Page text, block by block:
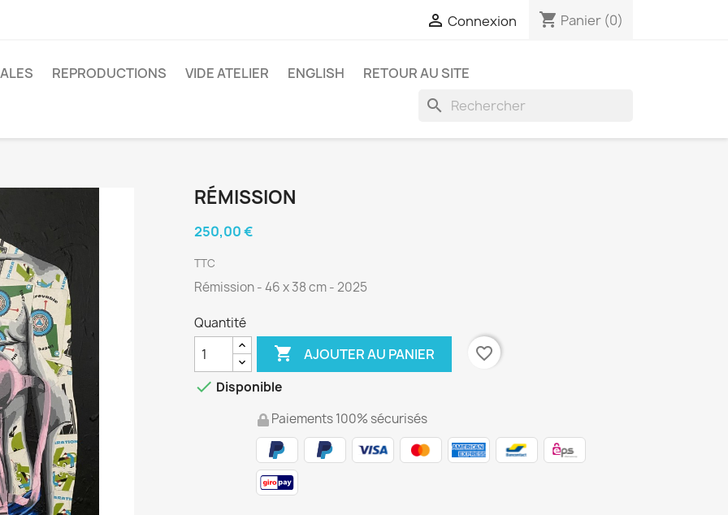
 Connexion shopping_cart Panier (0)
REPRODUCTIONS VIDE ATELIER ENGLISH RETOUR AU SITE
search
RÉMISSION
250,00 €
TTC
Rémission - 46 x 38 cm - 2025
Quantité
 AJOUTER AU PANIER
favorite_border
 Disponible
Paiements 100% sécurisés